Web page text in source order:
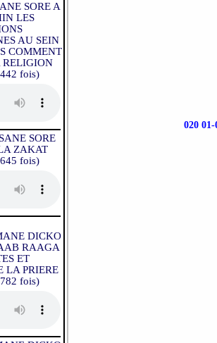
SORE A
LES
AU SEIN
COMMENT
RELIGION
fois)
SORE
ZAKAT
fois)
DICKO
RAAGA
ET
LA PRIERE
fois)
020